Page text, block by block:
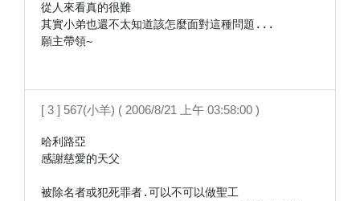
從人來看真的很難
其實小弟也還不太知道該怎麼面對這種問題...
願主帶領~
[ 3 ] 567(小羊) ( 2006/8/21 上午 03:58:00 )
哈利路亞
感謝慈愛的天父
被除名者或犯死罪者.可以不可以做聖工